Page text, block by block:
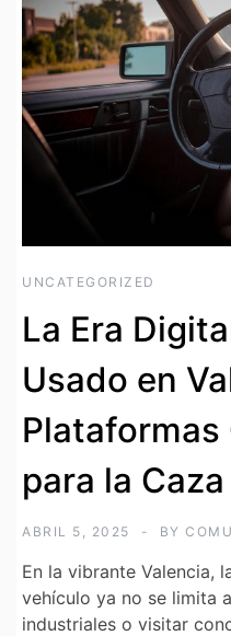
UNCATEGORIZED
La Era
Usado en
Plataformas
para la
ABRIL 5, 2025 BY
En la vibrante Valencia,
vehículo ya no se limita
industriales o visitar